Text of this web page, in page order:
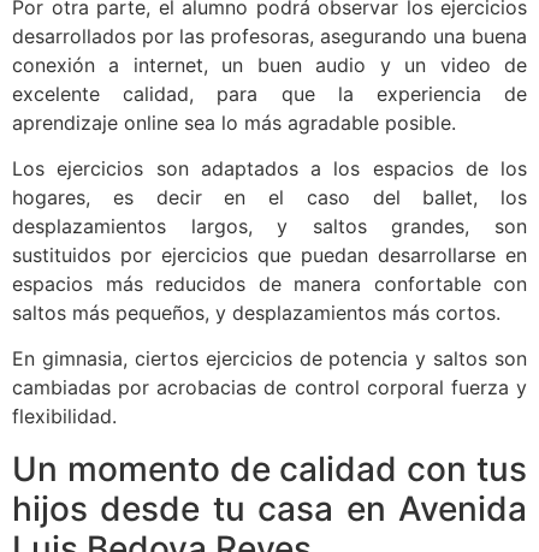
Por otra parte, el alumno podrá observar los ejercicios
desarrollados por las profesoras, asegurando una buena
conexión a internet, un buen audio y un video de
excelente calidad, para que la experiencia de
aprendizaje online sea lo más agradable posible.
Los ejercicios son adaptados a los espacios de los
hogares, es decir en el caso del ballet, los
desplazamientos largos, y saltos grandes, son
sustituidos por ejercicios que puedan desarrollarse en
espacios más reducidos de manera confortable con
saltos más pequeños, y desplazamientos más cortos.
En gimnasia, ciertos ejercicios de potencia y saltos son
cambiadas por acrobacias de control corporal fuerza y
flexibilidad.
Un momento de calidad con tus
hijos desde tu casa en Avenida